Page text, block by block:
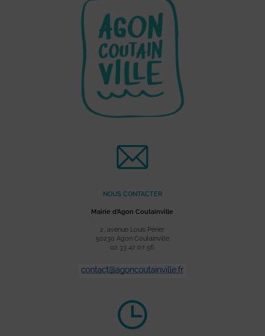
NOUS CONTACTER
Mairie d’Agon Coutainville
2, avenue Louis Périer
50230 Agon Coutainville
02 33 47 07 56